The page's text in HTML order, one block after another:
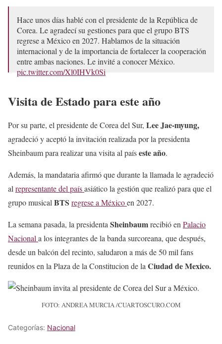
Hace unos días hablé con el presidente de la República de
Corea. Le agradecí su gestiones para que el grupo BTS
regrese a México en 2027. Hablamos de la situación
internacional y de la importancia de fortalecer la cooperación
entre ambas naciones. Le invité a conocer México.
pic.twitter.com/Xl0IHVk0Si
2026
Visita de Estado para este año
Por su parte, el presidente de Corea del Sur, Lee Jae-myung,
agradeció y aceptó la invitación realizada por la presidenta
Sheinbaum para realizar una visita al paíseste año.
Además, la mandataria afirmó que durante la llamada le agradeció
al representante del paísasiático la gestión que realizó para que el
grupo musical BTS regrese a Méxicoen 2027.
La semana pasada, la presidenta Sheinbaumrecibió en Palacio
Nacional a los integrantes de la banda surcoreana, que después,
desde un balcón del recinto, saludaron a más de 50 mil fans
reunidos en la Plaza de la Constitucion de la Ciudad de Mexico.
FOTO: ANDREA MURCIA /CUARTOSCURO.COM
Categorías: Nacional